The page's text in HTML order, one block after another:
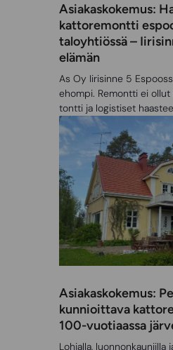
Asiakaskokemus:
kattoremontti
taloyhtiössä –
elämän
As Oy Iirisinne 5
ehompi. Remontti ei
tontti ja logistiset
Asiakaskokemus:
kunnioittava
100-vuotiaassa
Lohjalla, luonnonkauniilla